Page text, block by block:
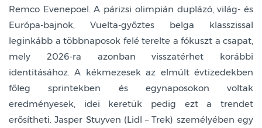
Remco Evenepoel. A párizsi olimpián duplázó, világ- és
Európa-bajnok, Vuelta-győztes belga klasszissal
leginkább a többnaposok felé terelte a fókuszt a csapat,
mely 2026-ra azonban visszatérhet korábbi
identitásához. A kékmezesek az elmúlt évtizedekben
főleg sprintekben és egynaposokon voltak
eredményesek, idei keretük pedig ezt a trendet
erősítheti. Jasper Stuyven (Lidl – Trek) személyében egy